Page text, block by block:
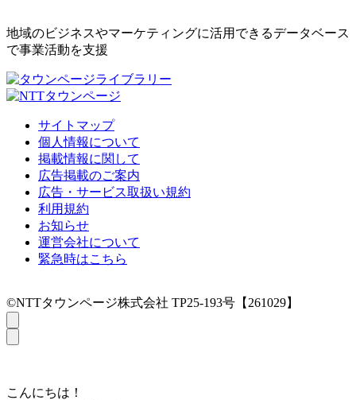
地域のビジネスやマーケティングに活用できるデータベース
で事業活動を支援
サイトマップ
個人情報について
掲載情報に関して
広告掲載のご案内
広告・サービス取扱い規約
利用規約
お知らせ
運営会社について
緊急時はこちら
©NTTタウンページ株式会社 TP25-193号【261029】
こんにちは！